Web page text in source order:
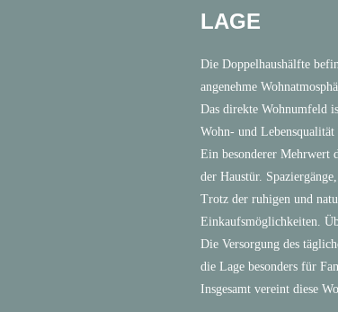
LAGE
Die Doppelhaushälfte
angenehme
Das direkte Wohnumfeld
Wohn- und
Ein besonderer Mehrwert
der Haustür.
Trotz der ruhigen und
Einkaufsmöglichkeiten.
Die Versorgung des
die Lage besonders für
Insgesamt vereint diese